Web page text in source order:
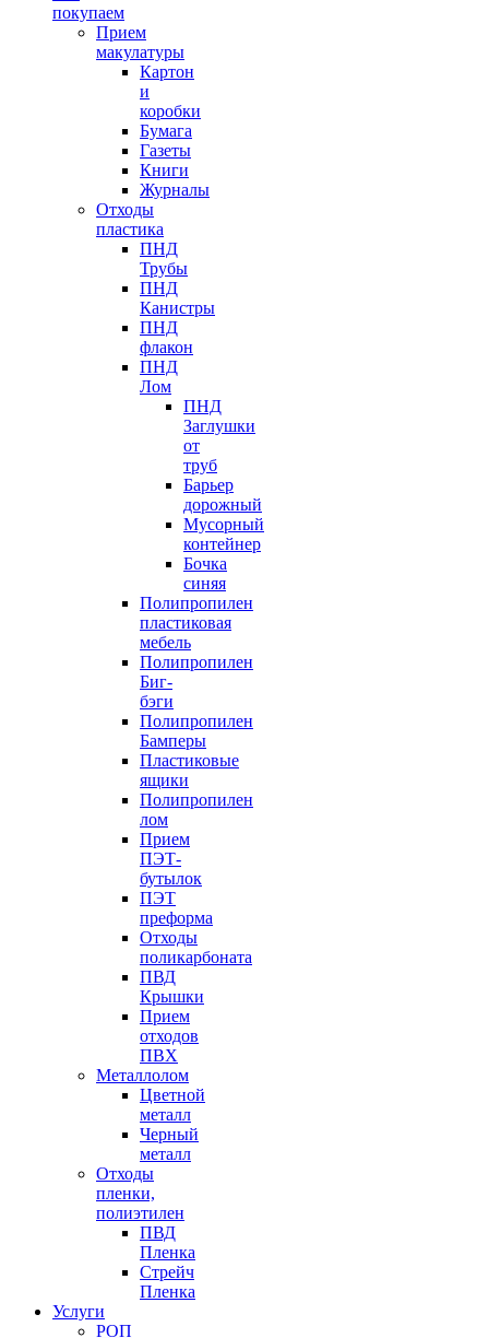
покупаем
Прием
макулатуры
Картон
и
коробки
Бумага
Газеты
Книги
Журналы
Отходы
пластика
ПНД
Трубы
ПНД
Канистры
ПНД
флакон
ПНД
Лом
ПНД
Заглушки
от
труб
Барьер
дорожный
Мусорный
контейнер
Бочка
синяя
Полипропилен
пластиковая
мебель
Полипропилен
Биг-
бэги
Полипропилен
Бамперы
Пластиковые
ящики
Полипропилен
лом
Прием
ПЭТ-
бутылок
ПЭТ
преформа
Отходы
поликарбоната
ПВД
Крышки
Прием
отходов
ПВХ
Металлолом
Цветной
металл
Черный
металл
Отходы
пленки,
полиэтилен
ПВД
Пленка
Стрейч
Пленка
Услуги
РОП